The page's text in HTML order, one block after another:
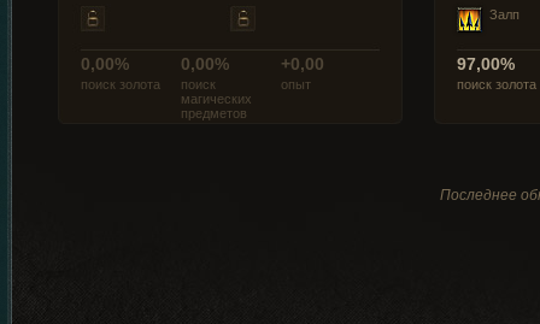
0,00%
поиск золота
0,00%
поиск
магических
предметов
+0,00
опыт
Залп
97,00%
поиск золота
Последнее